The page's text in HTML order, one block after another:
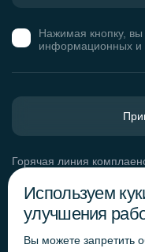
Нажимая кнопку, вы
информационных и
Горячая линия
Согласие на обработку
Политика обработки
Согласие на обработку
Используем
улучшения
Вы можете запретить